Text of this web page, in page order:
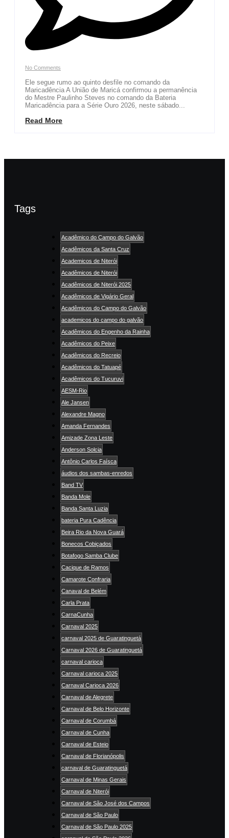
No Comments
Ele segue rumo ao quinto desfile no comando da
Maricadência A União de Maricá confirmou a permanência
do Mestre Paulinho Steves no comando da Bateria
Maricadência para a Série Ouro 2026, neste sábado...
Read More
Tags
Acadêmico do Campo do Galvão
Acadêmicos da Santa Cruz
Academicos de Niterói
Acadêmicos de Niterói
Acadêmicos de Niterói 2025
Acadêmicos de Vigário Geral
Acadêmicos do Campo do Galvão
academicos do campo do galvão
Acadêmicos do Engenho da Rainha
Acadêmicos do Peixe
Acadêmicos do Recreio
Acadêmicos do Tatuapé
Acadêmicos do Tucuruvi
AESM-Rio
Ale Jansen
Alexandre Magno
Amanda Fernandes
Amizade Zona Leste
Anderson Solcia
Antônio Carlos Faísca
áudios dos sambas-enredos
Band TV
Banda Mole
Banda Santa Luzia
bateria Pura Cadência
Beira Rio da Nova Guará
Bonecos Cobiçados
Botafogo Samba Clube
Cacique de Ramos
Camarote Confraria
Canaval de Belém
Carla Prata
CarnaCunha
Carnaval 2025
carnaval 2025 de Guaratinguetá
Carnaval 2026 de Guaratinguetá
carnaval carioca
Carnaval carioca 2025
Carnaval Carioca 2026
Carnaval de Alegrete
Carnaval de Belo Horizonte
Carnaval de Corumbá
Carnaval de Cunha
Carnaval de Esteio
Carnaval de Florianópolis
carnaval de Guaratinguetá
Carnaval de Minas Gerais
Carnaval de Niterói
Carnaval de São José dos Campos
Carnaval de São Paulo
Carnaval de São Paulo 2025